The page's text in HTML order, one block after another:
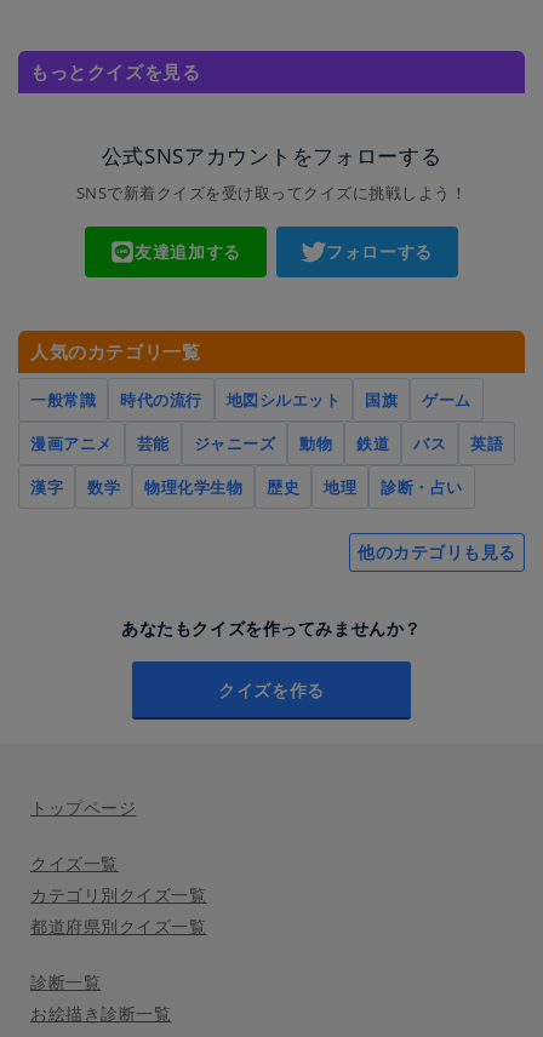
もっとクイズを見る
公式SNSアカウントをフォローする
SNSで新着クイズを受け取ってクイズに挑戦しよう！
友達追加する フォローする
人気のカテゴリ一覧
一般常識 時代の流行 地図シルエット 国旗
ゲーム
漫画アニメ
芸能 ジャニーズ 動物 鉄道 バス
英語
漢字
数学 物理化学生物 歴史 地理 診断・占い
他のカテゴリも見る
あなたもクイズを作ってみませんか？
クイズを作る
トップページ
クイズ一覧
カテゴリ別クイズ一覧
都道府県別クイズ一覧
診断一覧
お絵描き診断一覧